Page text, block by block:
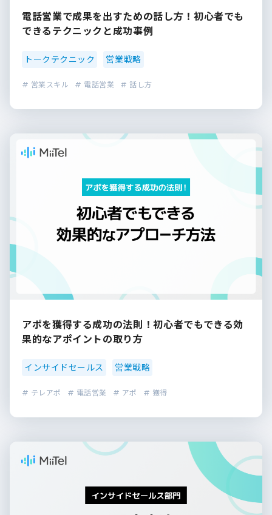
電話営業で成果を出すための話し方！初心者でも
できるテクニックと成功事例
トークテクニック 営業戦略
# 営業スキル # 電話営業 # 話し方
アポを獲得する成功の法則！初心者でもできる効
果的なアポイントの取り方
インサイドセールス 営業戦略
# テレアポ # 電話営業 # アポ # 獲得